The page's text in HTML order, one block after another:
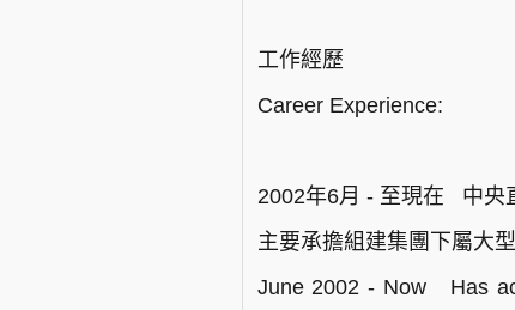
工作經歷
Career Experience:
2002年6月 - 至現在 中央
主要承擔組建集團下屬大
June 2002 - Now Has